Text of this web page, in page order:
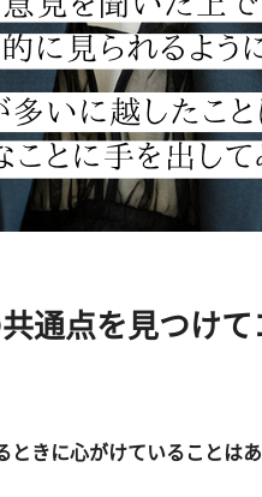
通点を見つけ
きに心がけていることはあ